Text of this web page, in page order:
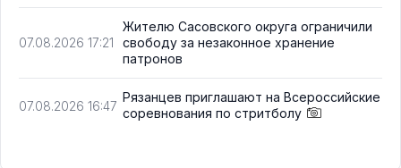
07.08.2026 17:21
Жителю Сасовского округа ограничили
свободу за незаконное хранение
патронов
07.08.2026 16:47
Рязанцев приглашают на Всероссийские
соревнования по стритболу